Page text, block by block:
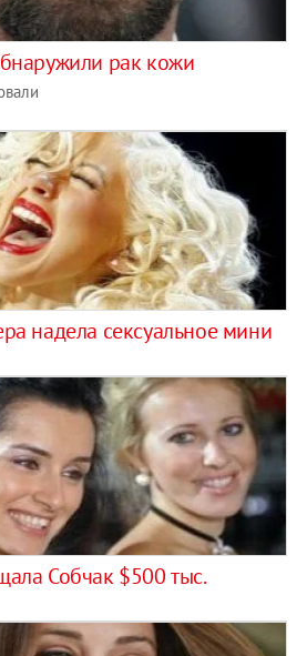
рак кожи
надела сексуальное мини
Собчак $500 тыс.